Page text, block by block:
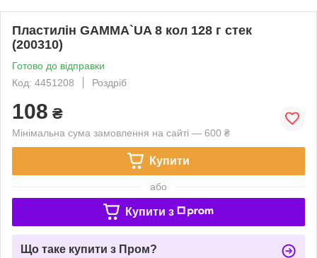
Пластилін GAMMA`UA 8 кол 128 г стек
(200310)
Готово до відправки
Код: 4451208
Роздріб
108 ₴
Мінімальна сума замовлення на сайті — 600 ₴
Купити
або
Купити з
Що таке купити з Пром?